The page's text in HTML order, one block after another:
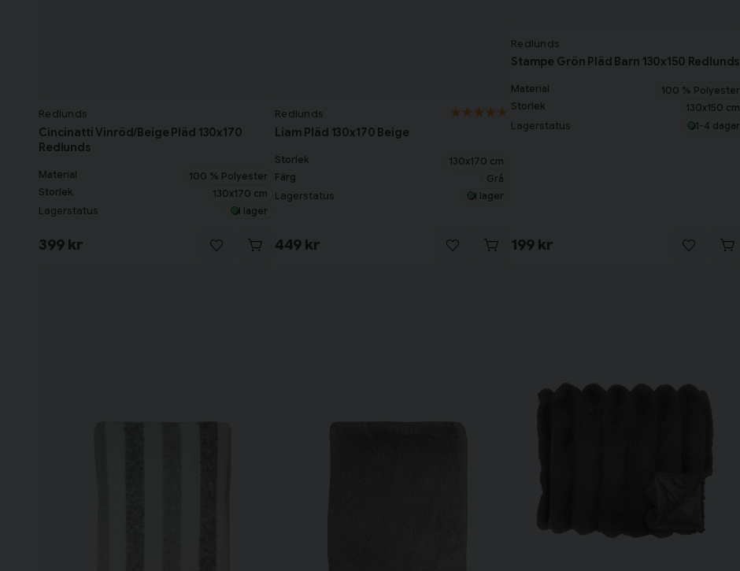
Redlunds
Cincinatti Vinröd/Beige Pläd 130x170
Redlunds
Material
100 % Polyester
Storlek
130x170 cm
Lagerstatus I lager
399 kr
Redlunds
Liam Pläd 130x170 Beige
Storlek
130x170 cm
Färg
Grå
Lagerstatus I lager
449 kr
Redlunds
Stampe Grön Pläd Barn 130x150 Redlunds
Material
100 % Polyester
Storlek
130x150 cm
Lagerstatus 1-4 dagar
199 kr